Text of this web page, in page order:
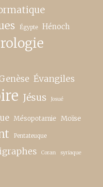
Égypte Hénoch
Évangiles
Jésus Josué
Mésopotamie Moïse
Pentateuque
Coran syriaque